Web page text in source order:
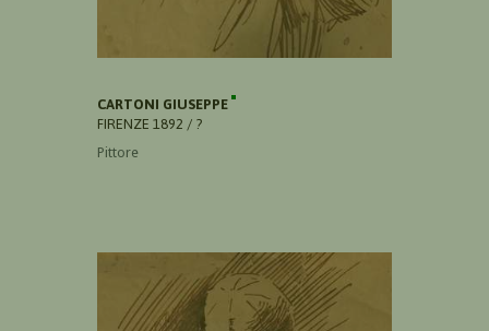
CARTONI GIUSEPPE
FIRENZE 1892 / ?
Pittore